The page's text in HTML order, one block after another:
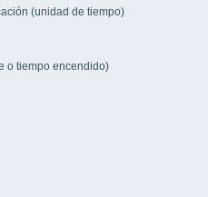
(unidad de tiempo)
o tiempo encendido)